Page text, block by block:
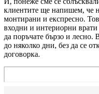
клиентите ще напишем, че
монтирани и експресно.
входни и интериорни
да поръчате бързо и лесно.
до няколко дни, без да се
договорка.